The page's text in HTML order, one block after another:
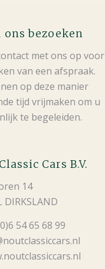
ons bezoeken
met ons op voor
van een afspraak.
op deze manier
tijd vrijmaken om u
te begeleiden.
Cars B.V.
14
DIRKSLAND
54 65 68 99